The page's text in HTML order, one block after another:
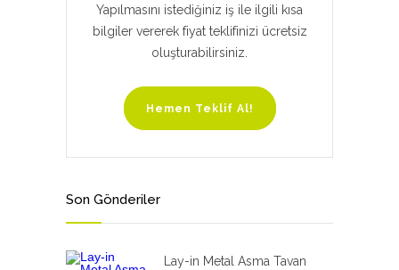
Yapılmasını istediğiniz iş ile ilgili kısa
bilgiler vererek fiyat teklifinizi ücretsiz
oluşturabilirsiniz.
Hemen Teklif Al!
Son Gönderiler
Lay-in Metal Asma Tavan